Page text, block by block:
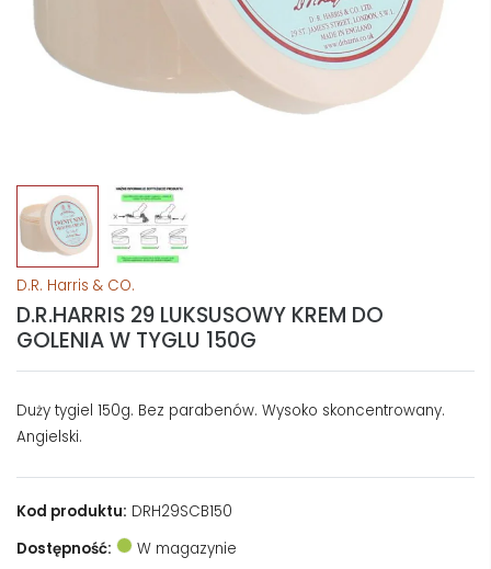
D.R. Harris & CO.
D.R.HARRIS 29 LUKSUSOWY KREM DO
GOLENIA W TYGLU 150G
Duży tygiel 150g. Bez parabenów. Wysoko skoncentrowany.
Angielski.
Kod produktu: DRH29SCB150
Dostępność:
W magazynie